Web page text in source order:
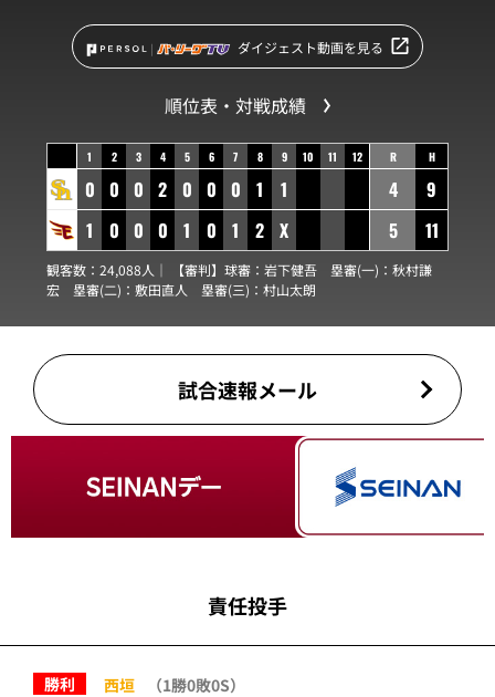
ダイジェスト動画を見る
順位表・対戦成績
1 2 3 4 5 6 7 8 9 10 11 12
0 0 0 2 0 0 0 1
1
1
0 0 0 1 0 1 2 X
R H
4
9
5
11
観客数：24,088人｜ 【審判】球審： 岩下健吾 塁審(一)： 秋村謙
宏 塁審(二)： 敷田直人 塁審(三)： 村山太朗
試合速報メール
責任投手
勝利 西垣
（1勝0敗0S）